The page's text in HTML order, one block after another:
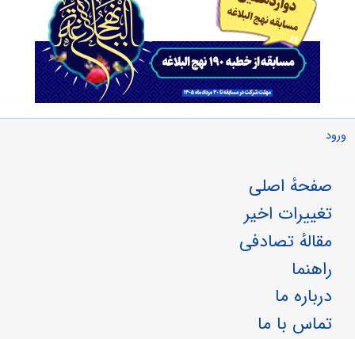
ورود
صفحهٔ اصلی
تغییرات اخیر
مقالهٔ تصادفی
راهنما
درباره ما
تماس با ما